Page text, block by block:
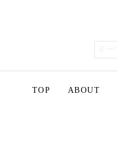
TOP ABOUT